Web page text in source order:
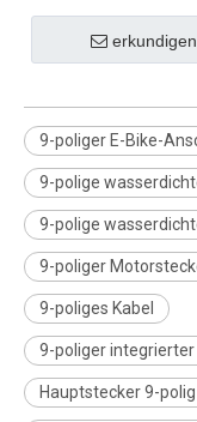
Signalstecker
erkundigen
9-poliger E-Bike-
9-polige
9-polige
9-poliger
9-poliges Kabel
9-poliger integrierter
Hauptstecker 9-polig